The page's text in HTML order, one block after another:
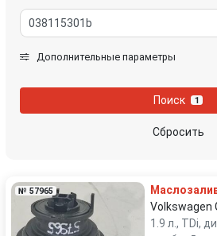
Mazda
Nissan
SEAT
Дополнительные параметры
Поиск 1
Сбросить
№ 57965
Volkswagen
1.9 л., TDi,